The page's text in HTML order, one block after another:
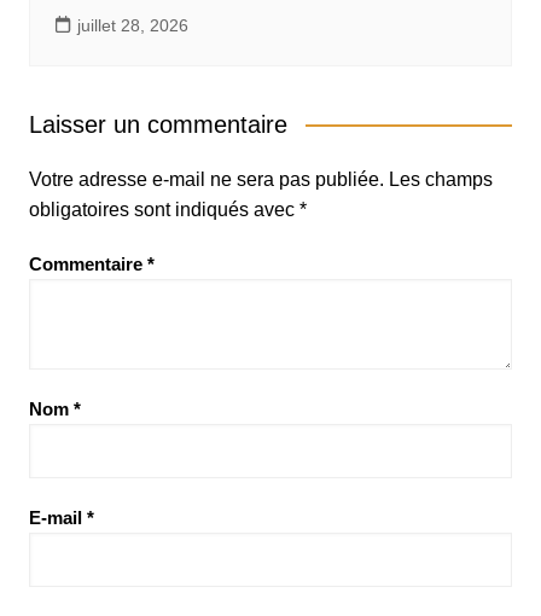
juillet 28, 2026
Laisser un commentaire
Votre adresse e-mail ne sera pas publiée. Les champs
obligatoires sont indiqués avec *
Commentaire *
Nom *
E-mail *